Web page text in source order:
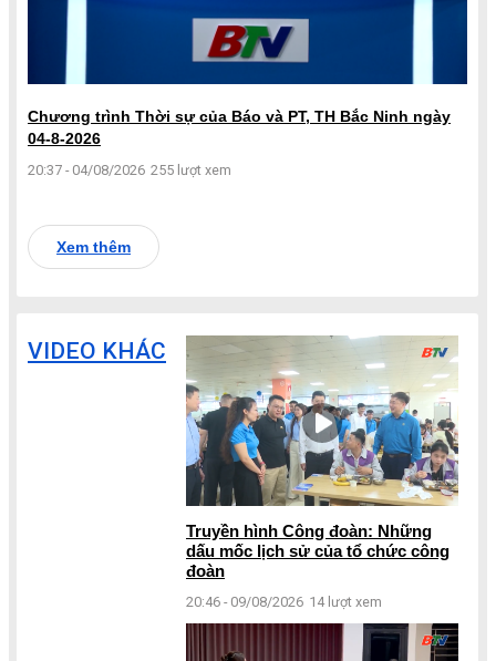
Chương trình Thời sự của Báo và PT, TH Bắc Ninh ngày
04-8-2026
20:37 - 04/08/2026 255 lượt xem
Xem thêm
VIDEO KHÁC
Truyền hình Công đoàn: Những
dấu mốc lịch sử của tổ chức công
đoàn
20:46 - 09/08/2026 14 lượt xem